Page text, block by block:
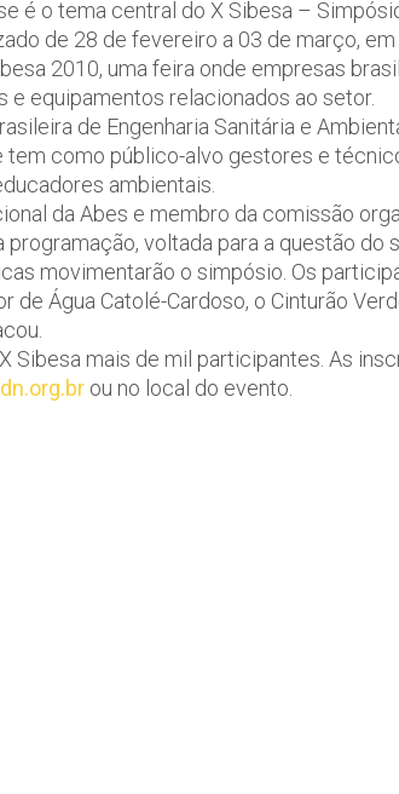
é o tema central do X Sibesa –
de 28 de fevereiro a 03 de março, em
2010, uma feira onde empresas
equipamentos relacionados ao setor.
de Engenharia Sanitária e
tem como público-alvo gestores e
ambientais.
da Abes e membro da comissão
voltada para a questão do
movimentarão o simpósio. Os
Água Catolé-Cardoso, o Cinturão
Sibesa mais de mil participantes. As
ou no local do evento.